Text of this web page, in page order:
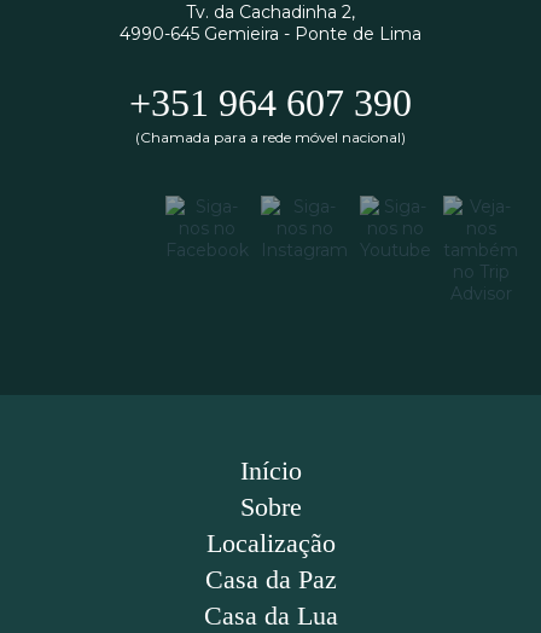
Tv. da Cachadinha 2,
4990-645 Gemieira - Ponte de Lima
+351 964 607 390
(Chamada para a rede móvel nacional)
Início
Sobre
Localização
Casa da Paz
Casa da Lua